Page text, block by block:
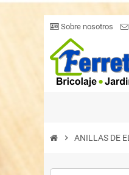
Sobre nosotros
chevron_right ANILLAS DE